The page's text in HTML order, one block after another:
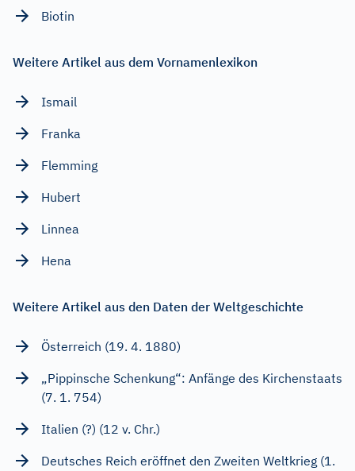
Biotin
Weitere Artikel aus dem Vornamenlexikon
Ismail
Franka
Flemming
Hubert
Linnea
Hena
Weitere Artikel aus den Daten der Weltgeschichte
Österreich (19. 4. 1880)
„Pippinsche Schenkung“: Anfänge des Kirchenstaats
(7. 1. 754)
Italien (?) (12 v. Chr.)
Deutsches Reich eröffnet den Zweiten Weltkrieg (1.